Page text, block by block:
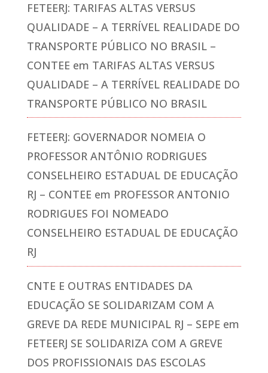
FETEERJ: TARIFAS ALTAS VERSUS
QUALIDADE – A TERRÍVEL REALIDADE DO
TRANSPORTE PÚBLICO NO BRASIL –
CONTEE em TARIFAS ALTAS VERSUS
QUALIDADE – A TERRÍVEL REALIDADE DO
TRANSPORTE PÚBLICO NO BRASIL
FETEERJ: GOVERNADOR NOMEIA O
PROFESSOR ANTÔNIO RODRIGUES
CONSELHEIRO ESTADUAL DE EDUCAÇÃO
RJ – CONTEE em PROFESSOR ANTONIO
RODRIGUES FOI NOMEADO
CONSELHEIRO ESTADUAL DE EDUCAÇÃO
RJ
CNTE E OUTRAS ENTIDADES DA
EDUCAÇÃO SE SOLIDARIZAM COM A
GREVE DA REDE MUNICIPAL RJ – SEPE em
FETEERJ SE SOLIDARIZA COM A GREVE
DOS PROFISSIONAIS DAS ESCOLAS